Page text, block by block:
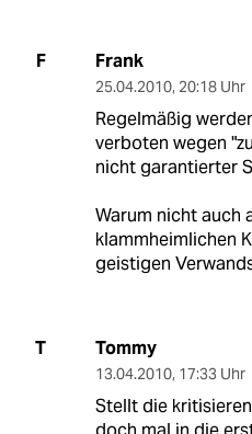
F Frank
25.04.2010, 20:18 Uhr
Regelmäßig
verboten wegen
nicht garantierter
Warum nicht auch
klammheimlichen
geistigen
T Tommy
13.04.2010, 17:33 Uhr
Stellt die